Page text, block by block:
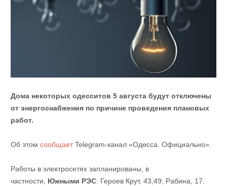
Дома некоторых одесситов 5 августа будут отключены
от энергоснабжения по причине проведения плановых
работ.
Об этом сообщаетTelegram-канал «Одесса. Официально».
Работы в электросетях запланированы, в
частности, Южными РЭС: Героев Крут, 43,49; Рабина, 17.